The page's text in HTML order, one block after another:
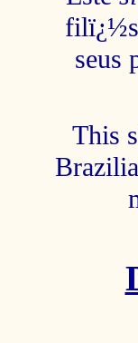
seus
This